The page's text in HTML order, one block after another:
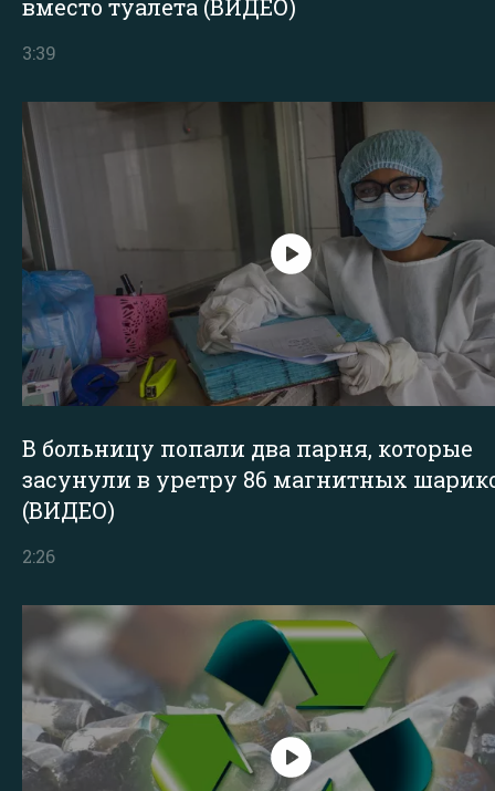
вместо туалета (ВИДЕО)
3:39
В больницу попали два парня, которые
засунули в уретру 86 магнитных
(ВИДЕО)
2:26